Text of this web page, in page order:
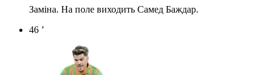
Заміна. На поле виходить Самед Баждар.
46 ’